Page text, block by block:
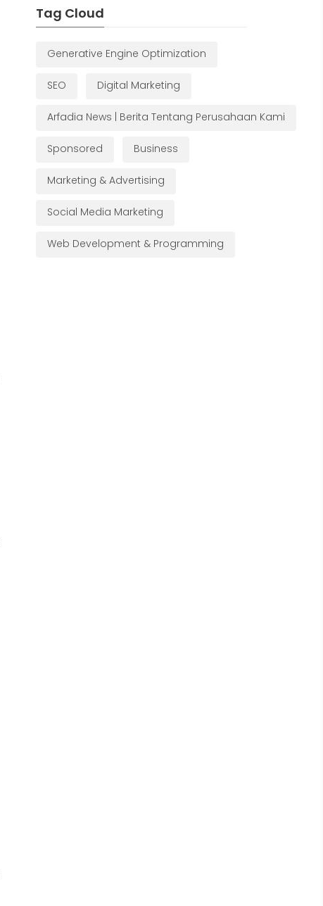
Tag Cloud
Generative Engine Optimization
SEO Digital Marketing
Arfadia News | Berita Tentang Perusahaan Kami
Sponsored Business
Marketing & Advertising
Social Media Marketing
Web Development & Programming